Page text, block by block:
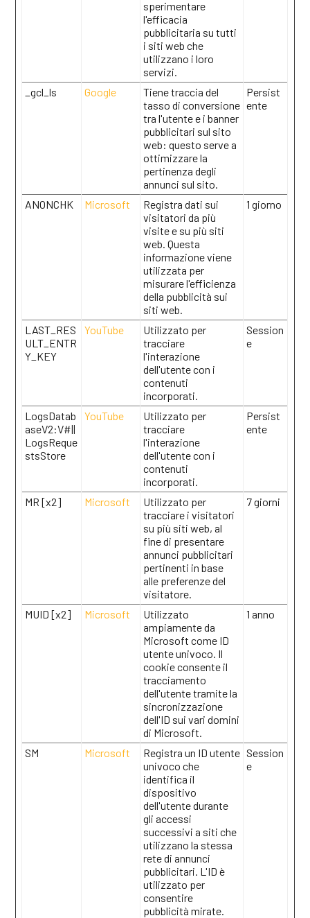
sperimentare
l'efficacia
pubblicitaria su tutti
i siti web che
utilizzano i loro
servizi.
_gcl_ls
Google
Tiene traccia del
tasso di conversione
tra l'utente e i banner
pubblicitari sul sito
web: questo serve a
ottimizzare la
pertinenza degli
annunci sul sito.
Persist
ente
ANONCHK Microsoft
Registra dati sui
visitatori da più
visite e su più siti
web. Questa
informazione viene
utilizzata per
misurare l'efficienza
della pubblicità sui
siti web.
1 giorno
LAST_RES
ULT_ENTR
Y_KEY
YouTube
Utilizzato per
tracciare
l'interazione
dell'utente con i
contenuti
incorporati.
Session
e
LogsDatab
aseV2:V#||
LogsReque
stsStore
YouTube
Utilizzato per
tracciare
l'interazione
dell'utente con i
contenuti
incorporati.
Persist
ente
MR [x2] Microsoft
Utilizzato per
tracciare i visitatori
su più siti web, al
fine di presentare
annunci pubblicitari
pertinenti in base
alle preferenze del
visitatore.
7 giorni
MUID [x2] Microsoft
Utilizzato
ampiamente da
Microsoft come ID
utente univoco. Il
cookie consente il
tracciamento
dell'utente tramite la
sincronizzazione
dell'ID sui vari domini
di Microsoft.
1 anno
SM Microsoft
Registra un ID utente
univoco che
identifica il
dispositivo
dell'utente durante
gli accessi
successivi a siti che
utilizzano la stessa
rete di annunci
pubblicitari. L'ID è
utilizzato per
consentire
pubblicità mirate.
Session
e